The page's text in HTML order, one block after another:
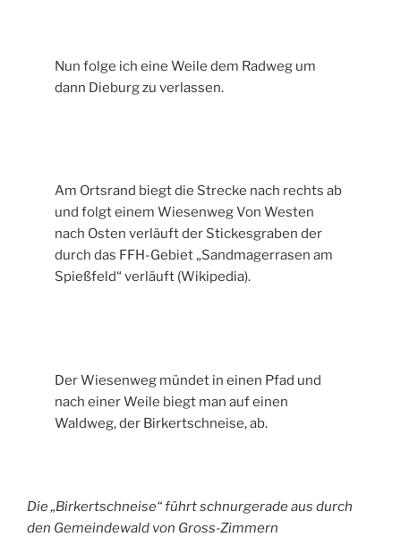
Nun folge ich eine Weile dem Radweg um
dann Dieburg zu verlassen.
Am Ortsrand biegt die Strecke nach rechts ab
und folgt einem Wiesenweg Von Westen
nach Osten verläuft der Stickesgraben der
durch das FFH-Gebiet „Sandmagerrasen am
Spießfeld“ verläuft (Wikipedia).
Der Wiesenweg mündet in einen Pfad und
nach einer Weile biegt man auf einen
Waldweg, der Birkertschneise, ab.
Die „Birkertschneise“ führt schnurgerade aus durch
den Gemeindewald von Gross-Zimmern